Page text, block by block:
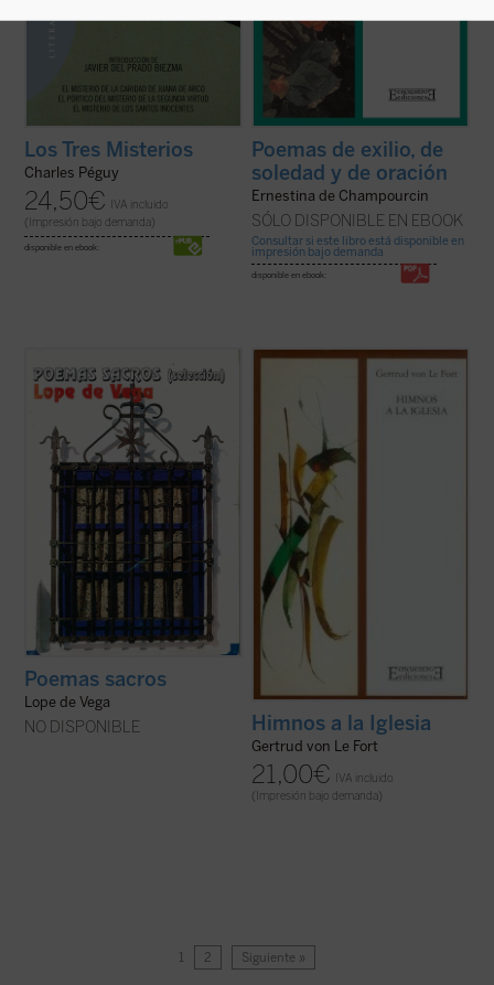
Los Tres Misterios
Charles Péguy
24,50€
IVA incluido
(Impresión bajo demanda)
disponible en ebook:
Poemas de exilio, de
soledad y de oración
Ernestina de Champourcin
SÓLO DISPONIBLE EN EBOOK
Consultar si este libro está disponible en
impresión bajo demanda
disponible en ebook:
Lope como el gran autor hispánico de
sonetos de todos los tiempos y son texto
fundacional de la lírica religiosa del
Barroco. Como en las primeras rimas,
predomina el soneto entre una gran
variedad de formas ... (ver ficha)
Poemas sacros
Lope de Vega
NO DISPONIBLE
impregnó, desde su primera infancia, el
Además de la
un libro titulado
Tesoro de Canciones
alimentaba la ...(ver ficha)
Himnos a la Iglesia
Gertrud von Le Fort
21,00€ IVA incluido
(Impresión bajo demanda)
1 2 Siguiente »